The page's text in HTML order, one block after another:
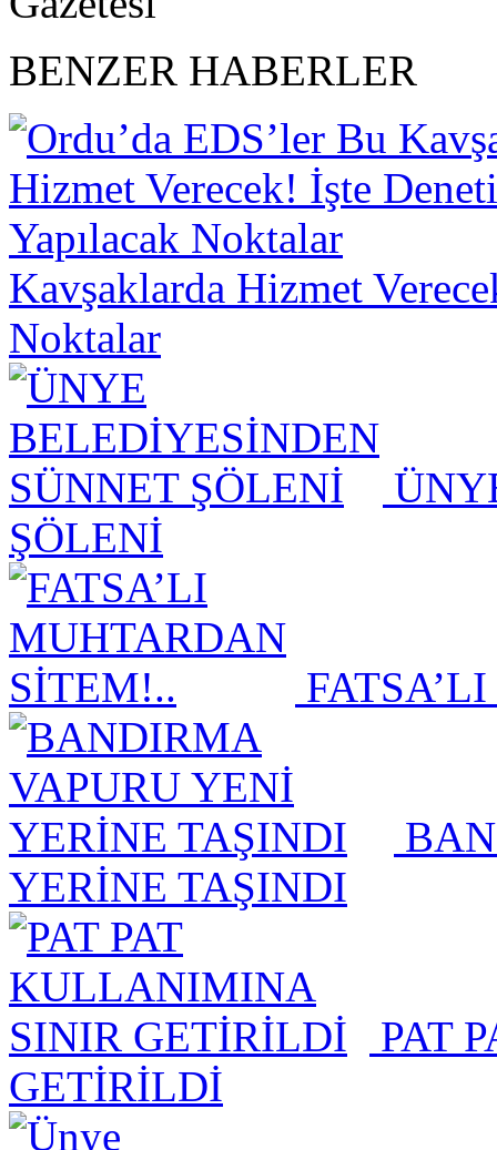
BENZER HABERLER
Kavşaklarda Hizmet
Noktalar
ŞÖLENİ
YERİNE TAŞINDI
PAT
GETİRİLDİ